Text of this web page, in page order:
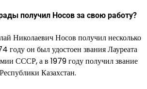
получил Носов за свою работу?
Николаевич Носов получил несколько
году он был удостоен звания Лауреата
СССР, а в 1979 году получил звание
Казахстан.